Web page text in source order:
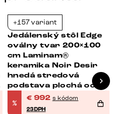
+157 variant
Jedálenský stôl Edge
oválny tvar 200×100
cm Laminam®
keramika Noir Desir
hnedá stredová
podstava plochá oceľ
čierna
%
€ 992 s kódom
23DPH